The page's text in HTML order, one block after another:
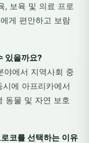
, 보육 및 의료 프로
게 편안하고 보람
있을까요?
야에서 지역사회 중
에 아프리카에서
동물 및 자연 보호
코를 선택하는 이유